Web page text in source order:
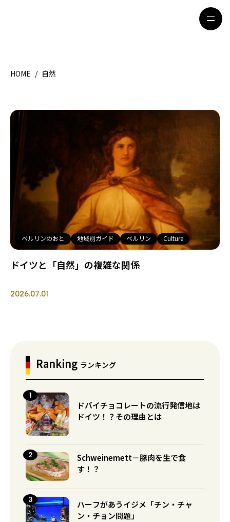
HOME
著者一覧
ライター募集
HOME / 自然
ベルリンのおと 地域別ガイド ベルリン Culture
ドイツと「自然」の複雑な関係
2026.07.01
Ranking ランキング
ドバイチョコレートの流行発信地は
ドイツ！？その理由とは
Schweinemett－豚肉を生で食
す！？
ハーフがあうイジメ「チン・チャ
ン・チョン問題」